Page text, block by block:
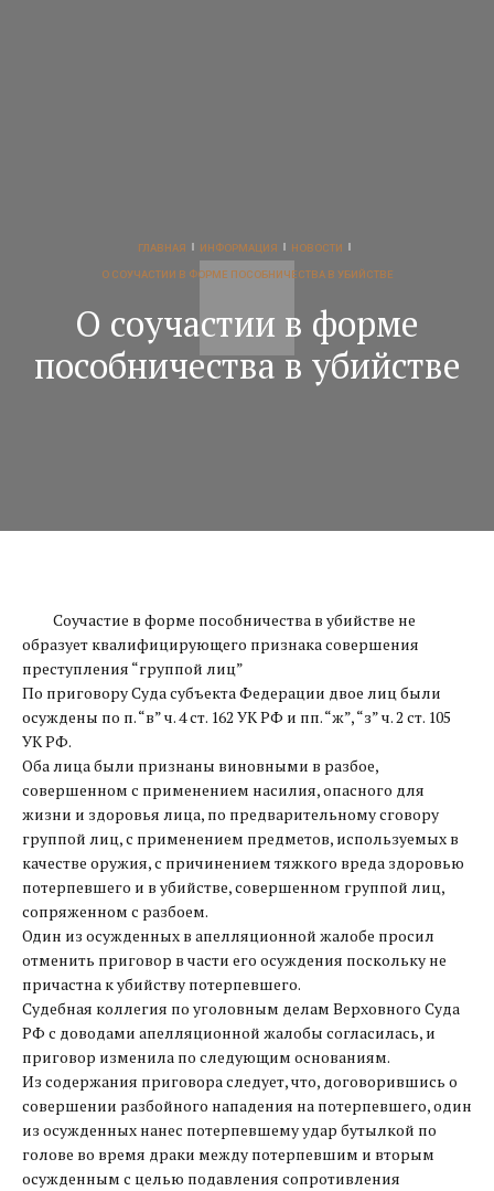
ГЛАВНАЯ ИНФОРМАЦИЯ НОВОСТИ
О СОУЧАСТИИ В ФОРМЕ ПОСОБНИЧЕСТВА В УБИЙСТВЕ
О соучастии в форме
пособничества в убийстве
Соучастие в форме пособничества в убийстве не
образует квалифицирующего признака совершения
преступления “группой лиц”
По приговору Суда субъекта Федерации двое лиц были
осуждены по п. “в” ч. 4 ст. 162 УК РФ и пп. “ж”, “з” ч. 2 ст. 105
УК РФ.
Оба лица были признаны виновными в разбое,
совершенном с применением насилия, опасного для
жизни и здоровья лица, по предварительному сговору
группой лиц, с применением предметов, используемых в
качестве оружия, с причинением тяжкого вреда здоровью
потерпевшего и в убийстве, совершенном группой лиц,
сопряженном с разбоем.
Один из осужденных в апелляционной жалобе просил
отменить приговор в части его осуждения поскольку не
причастна к убийству потерпевшего.
Судебная коллегия по уголовным делам Верховного Суда
РФ с доводами апелляционной жалобы согласилась, и
приговор изменила по следующим основаниям.
Из содержания приговора следует, что, договорившись о
совершении разбойного нападения на потерпевшего, один
из осужденных нанес потерпевшему удар бутылкой по
голове во время драки между потерпевшим и вторым
осужденным с целью подавления сопротивления